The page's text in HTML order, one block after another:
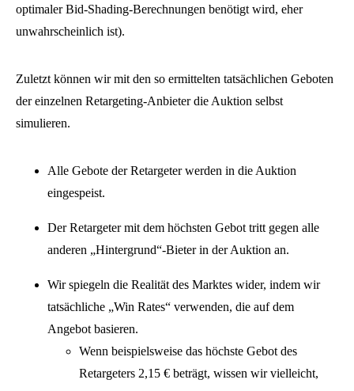
optimaler Bid-Shading-Berechnungen benötigt wird, eher
unwahrscheinlich ist).
Zuletzt können wir mit den so ermittelten tatsächlichen Geboten
der einzelnen Retargeting-Anbieter die Auktion selbst
simulieren.
Alle Gebote der Retargeter werden in die Auktion
eingespeist.
Der Retargeter mit dem höchsten Gebot tritt gegen alle
anderen „Hintergrund“-Bieter in der Auktion an.
Wir spiegeln die Realität des Marktes wider, indem wir
tatsächliche „Win Rates“ verwenden, die auf dem
Angebot basieren.
Wenn beispielsweise das höchste Gebot des
Retargeters 2,15 € beträgt, wissen wir vielleicht,